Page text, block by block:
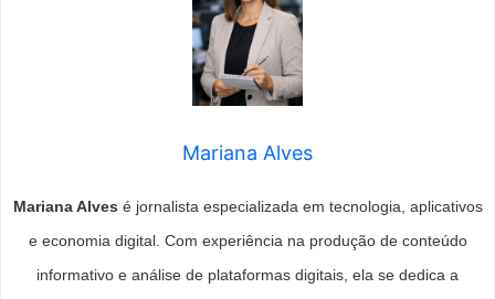
Mariana Alves
Mariana Alves é jornalista especializada em tecnologia, aplicativos
e economia digital. Com experiência na produção de conteúdo
informativo e análise de plataformas digitais, ela se dedica a